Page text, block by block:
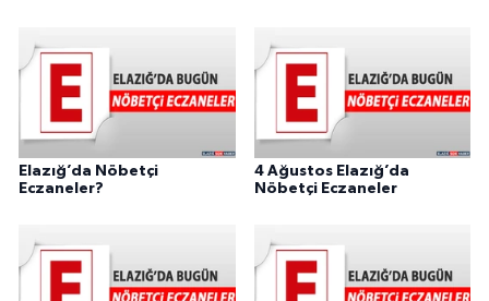
Elazığ’da Nöbetçi
Eczaneler?
4 Ağustos Elazığ’da
Nöbetçi Eczaneler